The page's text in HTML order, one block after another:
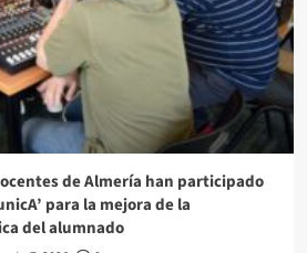
de Almería han participado
para la mejora de la
del alumnado